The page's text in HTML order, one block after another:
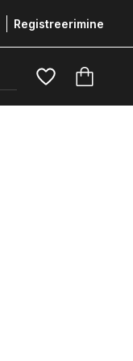
Registreerimine